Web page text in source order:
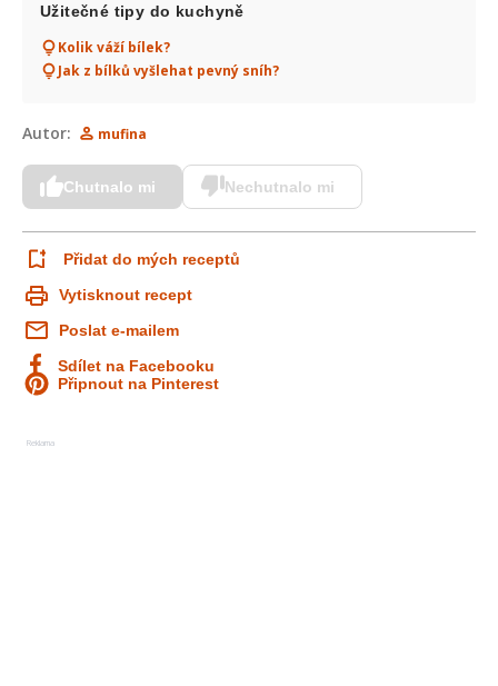
Užitečné tipy do kuchyně
Kolik váží bílek?
Jak z bílků vyšlehat pevný sníh?
Autor: mufina
Chutnalo mi Nechutnalo mi
Přidat do mých receptů
Vytisknout recept
Poslat e-mailem
Sdílet na Facebooku
Připnout na Pinterest
Reklama